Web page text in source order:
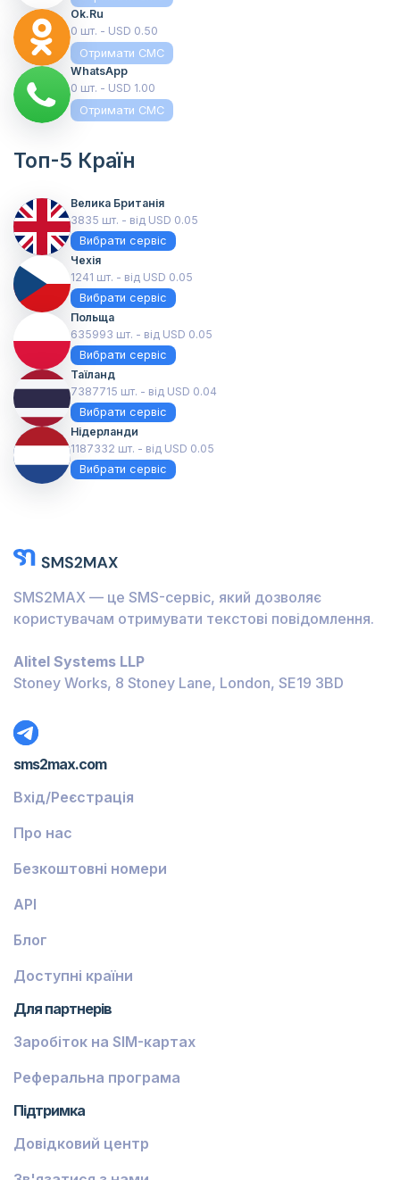
Ok.ru
0 шт. - USD 0.50
Отримати СМС
WhatsApp
0 шт. - USD 1.00
Отримати СМС
Топ-5 Країн
Велика Британія
3835 шт. - від USD 0.05
Вибрати сервіс
Чехія
1241 шт. - від USD 0.05
Вибрати сервіс
Польща
635993 шт. - від USD 0.05
Вибрати сервіс
Таїланд
7387715 шт. - від USD 0.04
Вибрати сервіс
Нідерланди
1187332 шт. - від USD 0.05
Вибрати сервіс
SMS2MAX — це SMS-сервіс, який дозволяє
користувачам отримувати текстові повідомлення.
Alitel Systems LLP
Stoney Works, 8 Stoney Lane, London, SE19 3BD
sms2max.com
Вхід/Реєстрація
Про нас
Безкоштовні номери
API
Блог
Доступні країни
Для партнерів
Заробіток на SIM-картах
Реферальна програма
Підтримка
Довідковий центр